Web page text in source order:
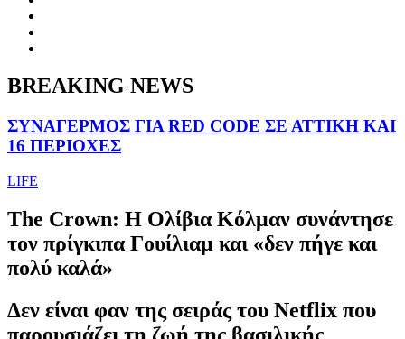
BREAKING NEWS
ΣΥΝΑΓΕΡΜΟΣ ΓΙΑ RED CODE ΣΕ ΑΤΤΙΚΗ ΚΑΙ
16 ΠΕΡΙΟΧΕΣ
LIFE
The Crown: Η Ολίβια Κόλμαν συνάντησε
τον πρίγκιπα Γουίλιαμ και «δεν πήγε και
πολύ καλά»
Δεν είναι φαν της σειράς του Netflix που